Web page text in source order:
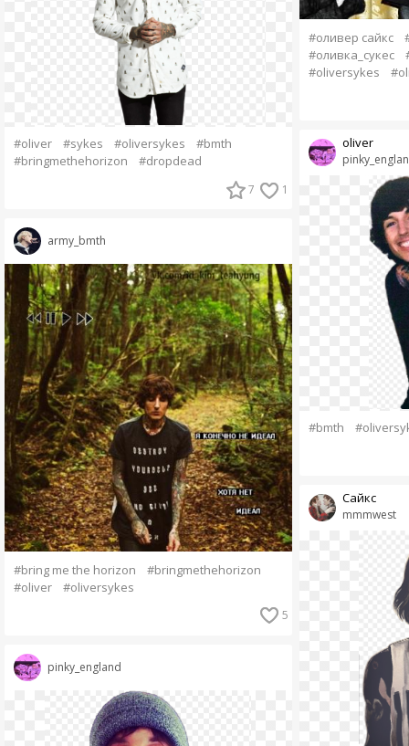
#oliver #sykes #oliversykes
#bmth
#bringmethehorizon
#dropdead
7 1
army_bmth
#bring me the horizon
#bringmethehorizon
#oliver
#oliversykes
5
pinky_england
#оливер сайкс
#оливка_сукес
#oliversykes
oliver
#bmth
mmmwest
Сайкс